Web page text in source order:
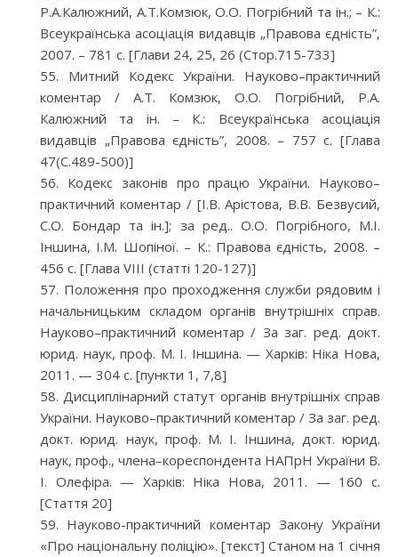
Р.А.Калюжний, А.Т.Комзюк, О.О. Погрібний та ін.; – К.:
Всеукраїнська асоціація видавців „Правова єдність”,
2007. – 781 с. [Глави 24, 25, 26 (Стор.715-733]
Митний Кодекс України. Науково–практичний
коментар / А.Т. Комзюк, О.О. Погрібний, Р.А.
Калюжний та ін. – К.: Всеукраїнська асоціація
видавців „Правова єдність”, 2008. – 757 с. [Глава
47(С.489-500)]
Кодекс законів про працю України. Науково–
практичний коментар / [І.В. Арістова, В.В. Безвусий,
С.О. Бондар та ін.]; за ред.. О.О. Погрібного, М.І.
Іншина, І.М. Шопіної. – К.: Правова єдність, 2008. –
456 с. [Глава VІІІ (статті 120-127)]
Положення про проходження служби рядовим і
начальницьким складом органів внутрішніх справ.
Науково–практичний коментар / За заг. ред. докт.
юрид. наук, проф. М. І. Іншина. — Харків: Ніка Нова,
2011. — 304 с. [пункти 1, 7,8]
Дисциплінарний статут органів внутрішніх справ
України. Науково–практичний коментар / За заг. ред.
докт. юрид. наук, проф. М. І. Іншина, докт. юрид.
наук, проф., члена–кореспондента НАПрН України В.
І. Олефіра. — Харків: Ніка Нова, 2011. — 160 с.
[Стаття 20]
Науково-практичний коментар Закону України
«Про національну поліцію». [текст] Станом на 1 січня